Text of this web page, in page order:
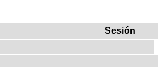
Sesión